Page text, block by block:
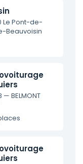
Le Pont-de-
Beauvoisin
— BELMONT